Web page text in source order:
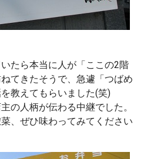
たら本当に人が「ここの2階
てきたそうで、急遽「つばめ
教えてもらいました(笑)
の人柄が伝わる中継でした。
、ぜひ味わってみてください